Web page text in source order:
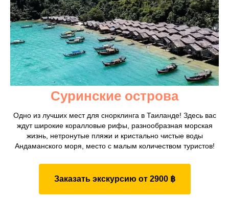
Суринские острова
Одно из лучших мест для снорклинга в Таиланде! Здесь вас
ждут широкие коралловые рифы, разнообразная морская
жизнь, нетронутые пляжи и кристально чистые воды
Андаманского моря, место с малым количеством туристов!
Заказать экскурсию от 2900 ฿